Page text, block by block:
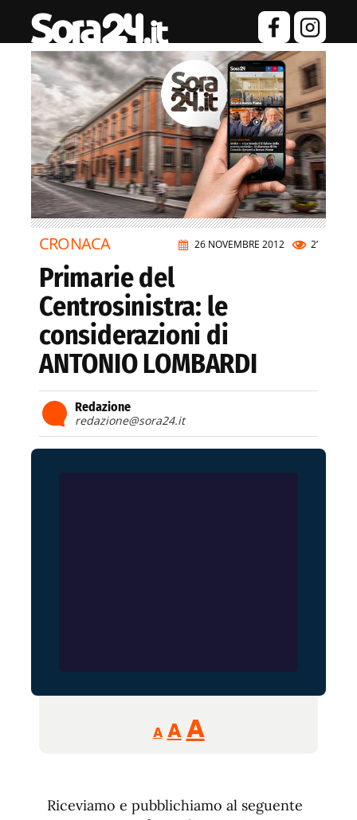
26 NOVEMBRE 2012 2’
CRONACA
Primarie del
Centrosinistra: le
considerazioni di
ANTONIO LOMBARDI
Redazione
redazione@sora24.it
A
Reducir
tamaño
A Restablecer
fuente
AAumentar
de
Riceviamo e pubblichiamo al seguente